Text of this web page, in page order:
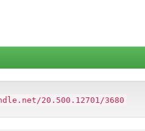
20.500.12701/3680